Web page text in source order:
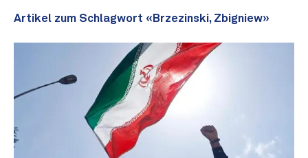
Artikel zum Schlagwort «Brzezinski, Zbigniew»